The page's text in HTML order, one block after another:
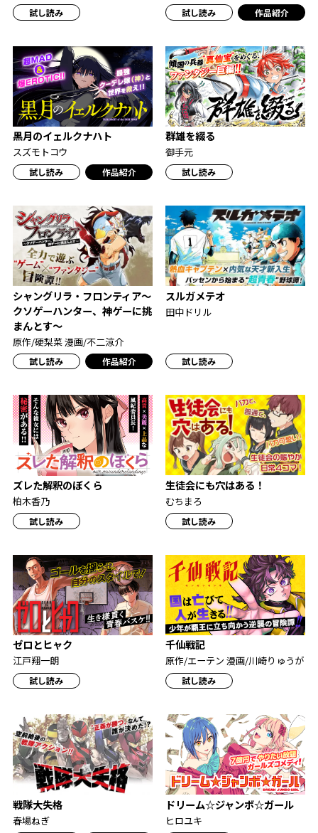
試し読み 試し読み 作品紹介
黒月のイェルクナハト
スズモトコウ
試し読み 作品紹介
群雄を綴る
御手元
試し読み
シャングリラ・フロンティア～
クソゲーハンター、神ゲーに挑
まんとす～
原作/硬梨菜 漫画/不二涼介
試し読み 作品紹介
スルガメテオ
田中ドリル
試し読み
ズレた解釈のぼくら
柏木香乃
試し読み
生徒会にも穴はある！
むちまろ
試し読み
ゼロとヒャク
江戸翔一朗
試し読み
千仙戦記
原作/エーテン 漫画/川崎りゅうが
試し読み
戦隊大失格
春場ねぎ
ドリーム☆ジャンボ☆ガール
ヒロユキ